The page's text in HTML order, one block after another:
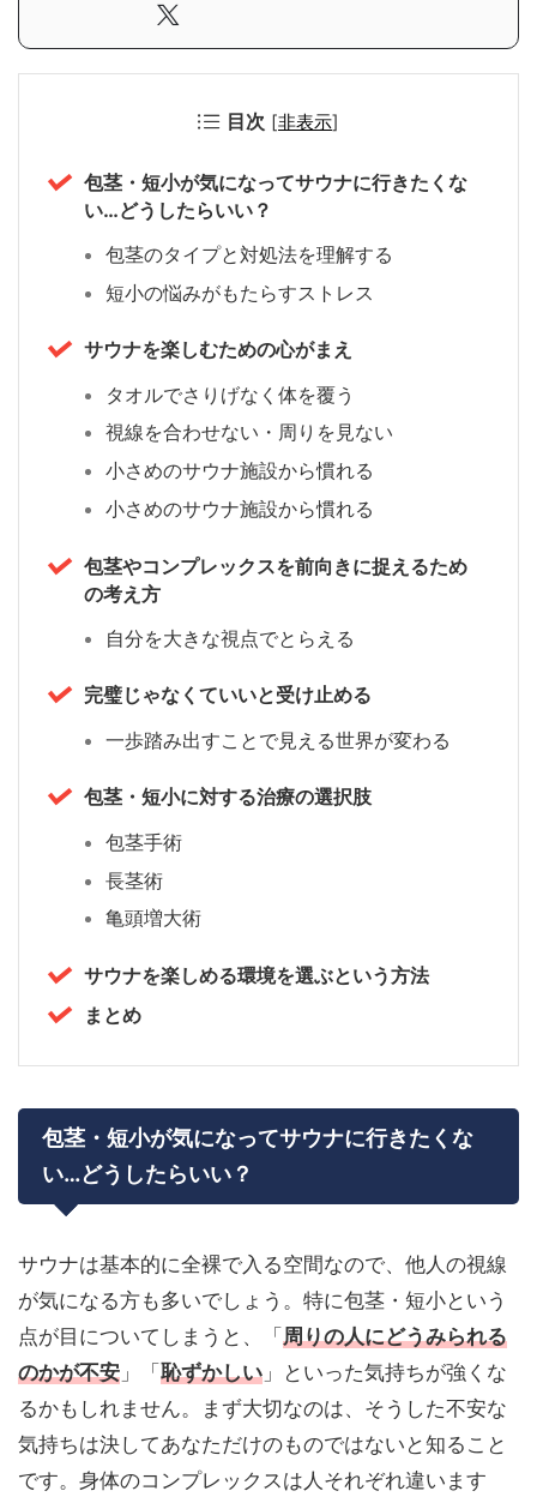
目次 [非表示]
包茎・短小が気になってサウナに行きたくな
い…どうしたらいい？
包茎のタイプと対処法を理解する
短小の悩みがもたらすストレス
サウナを楽しむための心がまえ
タオルでさりげなく体を覆う
視線を合わせない・周りを見ない
小さめのサウナ施設から慣れる
小さめのサウナ施設から慣れる
包茎やコンプレックスを前向きに捉えるため
の考え方
自分を大きな視点でとらえる
完璧じゃなくていいと受け止める
一歩踏み出すことで見える世界が変わる
包茎・短小に対する治療の選択肢
包茎手術
長茎術
亀頭増大術
サウナを楽しめる環境を選ぶという方法
まとめ
包茎・短小が気になってサウナに行きたくな
い…どうしたらいい？
サウナは基本的に全裸で入る空間なので、他人の視線
が気になる方も多いでしょう。特に包茎・短小という
点が目についてしまうと、「周りの人にどうみられる
のかが不安 」「恥ずかしい 」といった気持ちが強くな
るかもしれません。まず大切なのは、そうした不安な
気持ちは決してあなただけのものではないと知ること
です。身体のコンプレックスは人それぞれ違います